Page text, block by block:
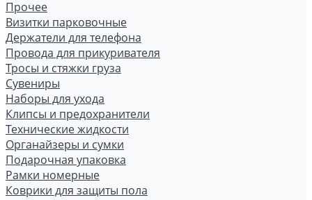
Прочее
Визитки парковочные
Держатели для телефона
Провода для прикуривателя
Тросы и стяжки груза
Сувениры
Наборы для ухода
Клипсы и предохранители
Технические жидкости
Органайзеры и сумки
Подарочная упаковка
Рамки номерные
Коврики для защиты пола